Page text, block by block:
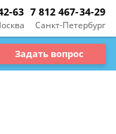
63
Санкт-Петербург
7 812 467-34-29
Задать вопрос